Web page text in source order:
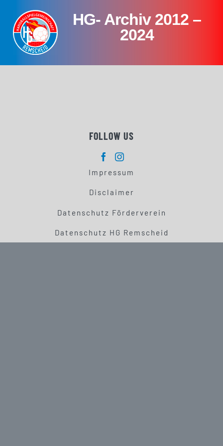
content
HG- Archiv 2012 –
2024
FOLLOW US
Impressum
Disclaimer
Datenschutz Förderverein
Datenschutz HG Remscheid